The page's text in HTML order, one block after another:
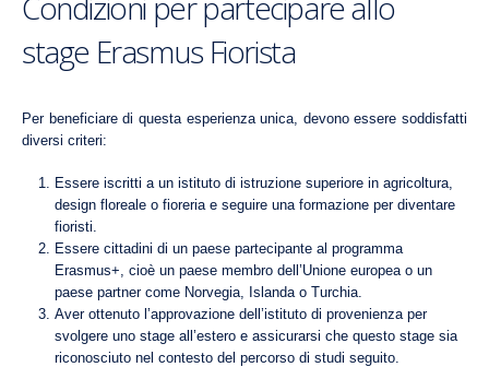
stage Erasmus Fiorista
Per beneficiare di questa esperienza unica, devono essere soddisfatti
diversi criteri:
Essere iscritti a un istituto di istruzione superiore in agricoltura,
design floreale o fioreria e seguire una formazione per diventare
fioristi.
Essere cittadini di un paese partecipante al programma
Erasmus+, cioè un paese membro dell’Unione europea o un
paese partner come Norvegia, Islanda o Turchia.
Aver ottenuto l’approvazione dell’istituto di provenienza per
svolgere uno stage all’estero e assicurarsi che questo stage sia
riconosciuto nel contesto del percorso di studi seguito.